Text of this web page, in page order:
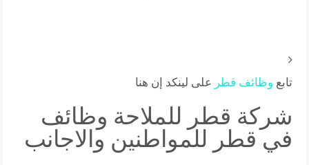
تابع وظائف قطر على لينكد إن هنا
شركة قطر للملاحة وظائف
في قطر للمواطنين والاجانب